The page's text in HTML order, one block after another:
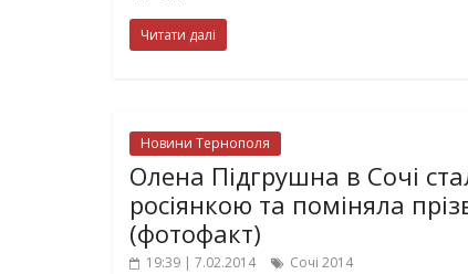
Читати далі
Новини Тернополя
Олена Підгрушна в Сочі
росіянкою та поміняла
(фотофакт)
19:39 | 7.02.2014 Сочі 2014